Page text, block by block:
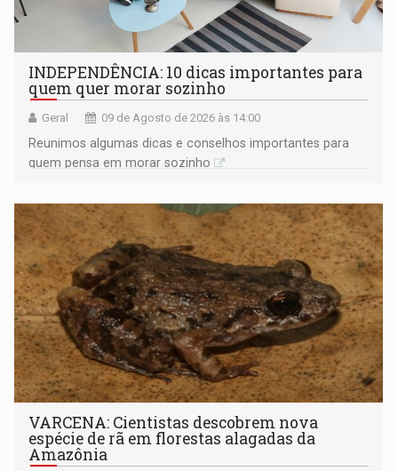
INDEPENDÊNCIA: 10 dicas importantes para
quem quer morar sozinho
Geral 09 de Agosto de 2026 às 14:00
Reunimos algumas dicas e conselhos importantes para
quem pensa em morar sozinho
VARCENA: Cientistas descobrem nova
espécie de rã em florestas alagadas da
Amazônia